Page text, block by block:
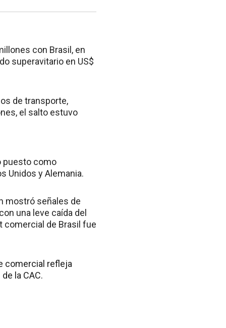
con Brasil, en
superavitario en US$
de transporte,
el salto estuvo
puesto como
Unidos y Alemania.
mostró señales de
una leve caída del
comercial de Brasil fue
comercial refleja
la CAC.